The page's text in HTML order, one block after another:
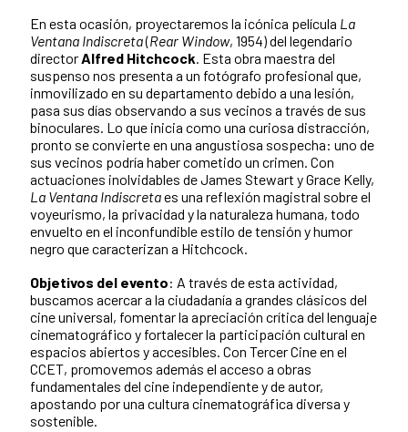
En esta ocasión, proyectaremos la icónica película La
Ventana Indiscreta(Rear Window, 1954) del legendario
directorAlfred Hitchcock. Esta obra maestra del
suspenso nos presenta a un fotógrafo profesional que,
inmovilizado en su departamento debido a una lesión,
pasa sus días observando a sus vecinos a través de sus
binoculares. Lo que inicia como una curiosa distracción,
pronto se convierte en una angustiosa sospecha: uno de
sus vecinos podría haber cometido un crimen. Con
actuaciones inolvidables de James Stewart y Grace Kelly,
La Ventana Indiscretaes una reflexión magistral sobre el
voyeurismo, la privacidad y la naturaleza humana, todo
envuelto en el inconfundible estilo de tensión y humor
negro que caracterizan a Hitchcock.
Objetivos del evento: A través de esta actividad,
buscamos acercar a la ciudadanía a grandes clásicos del
cine universal, fomentar la apreciación crítica del lenguaje
cinematográfico y fortalecer la participación cultural en
espacios abiertos y accesibles. Con Tercer Cine en el
CCET, promovemos además el acceso a obras
fundamentales del cine independiente y de autor,
apostando por una cultura cinematográfica diversa y
sostenible.